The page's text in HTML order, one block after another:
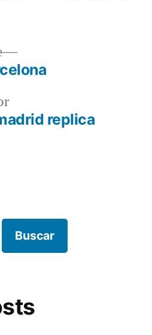
Entrada
anterior:replica
Entrada
siguiente:
Buscar